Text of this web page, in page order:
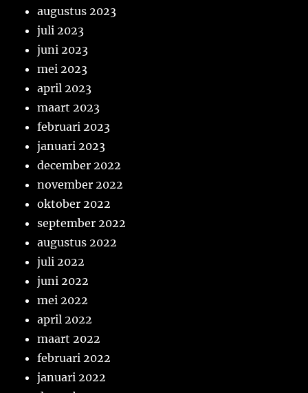
augustus 2023
juli 2023
juni 2023
mei 2023
april 2023
maart 2023
februari 2023
januari 2023
december 2022
november 2022
oktober 2022
september 2022
augustus 2022
juli 2022
juni 2022
mei 2022
april 2022
maart 2022
februari 2022
januari 2022